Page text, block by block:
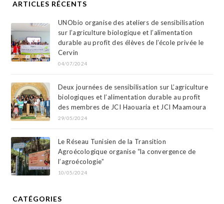
ARTICLES RÉCENTS
UNObio organise des ateliers de sensibilisation
sur l’agriculture biologique et l’alimentation
durable au profit des élèves de l’école privée le
Cervin
04/07/2024
Deux journées de sensibilisation sur L’agriculture
biologiques et l’alimentation durable au profit
des membres de JCI Haouaria et JCI Maamoura
29/05/2024
Le Réseau Tunisien de la Transition
Agroécologique organise “la convergence de
l’agroécologie”
10/05/2024
CATÉGORIES